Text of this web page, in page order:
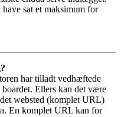
sat et maksimum for
har tilladt vedhæftede
Ellers kan det være
websted (komplet URL)
En komplet URL kan for